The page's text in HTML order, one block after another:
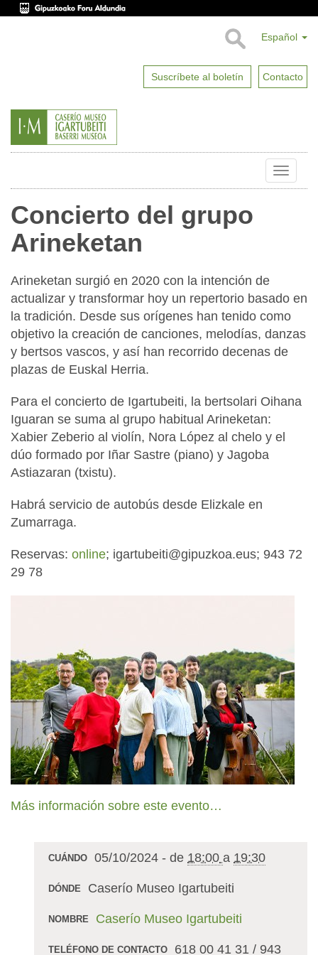
Español
Suscríbete al boletín Contacto
Toggle
Concierto del grupo
Arineketan
Arineketan surgió en 2020 con la intención de
actualizar y transformar hoy un repertorio basado en
la tradición. Desde sus orígenes han tenido como
objetivo la creación de canciones, melodías, danzas
y bertsos vascos, y así han recorrido decenas de
plazas de Euskal Herria.
Para el concierto de Igartubeiti, la bertsolari Oihana
Iguaran se suma al grupo habitual Arineketan:
Xabier Zeberio al violín, Nora López al chelo y el
dúo formado por Iñar Sastre (piano) y Jagoba
Astiazaran (txistu).
Habrá servicio de autobús desde Elizkale en
Zumarraga.
Reservas: online; igartubeiti@gipuzkoa.eus; 943 72
29 78
Más información sobre este evento…
CUÁNDO 05/10/2024 - de 18:00 a 19:30
DÓNDE Caserío Museo Igartubeiti
NOMBRE Caserío Museo Igartubeiti
TELÉFONO DE CONTACTO 618 00 41 31 / 943